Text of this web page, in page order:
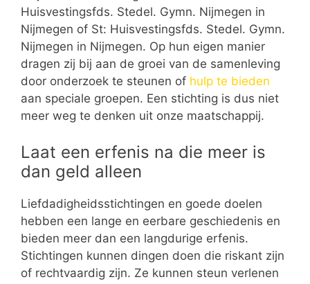
Huisvestingsfds. Stedel. Gymn. Nijmegen in
Nijmegen of St: Huisvestingsfds. Stedel. Gymn.
Nijmegen in Nijmegen. Op hun eigen manier
dragen zij bij aan de groei van de samenleving
door onderzoek te steunen of hulp te bieden
aan speciale groepen. Een stichting is dus niet
meer weg te denken uit onze maatschappij.
Laat een erfenis na die meer is
dan geld alleen
Liefdadigheidsstichtingen en goede doelen
hebben een lange en eerbare geschiedenis en
bieden meer dan een langdurige erfenis.
Stichtingen kunnen dingen doen die riskant zijn
of rechtvaardig zijn. Ze kunnen steun verlenen